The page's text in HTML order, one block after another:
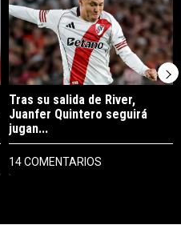
Tras su salida de River,
Juanfer Quintero seguirá
jugan...
14 COMENTARIOS